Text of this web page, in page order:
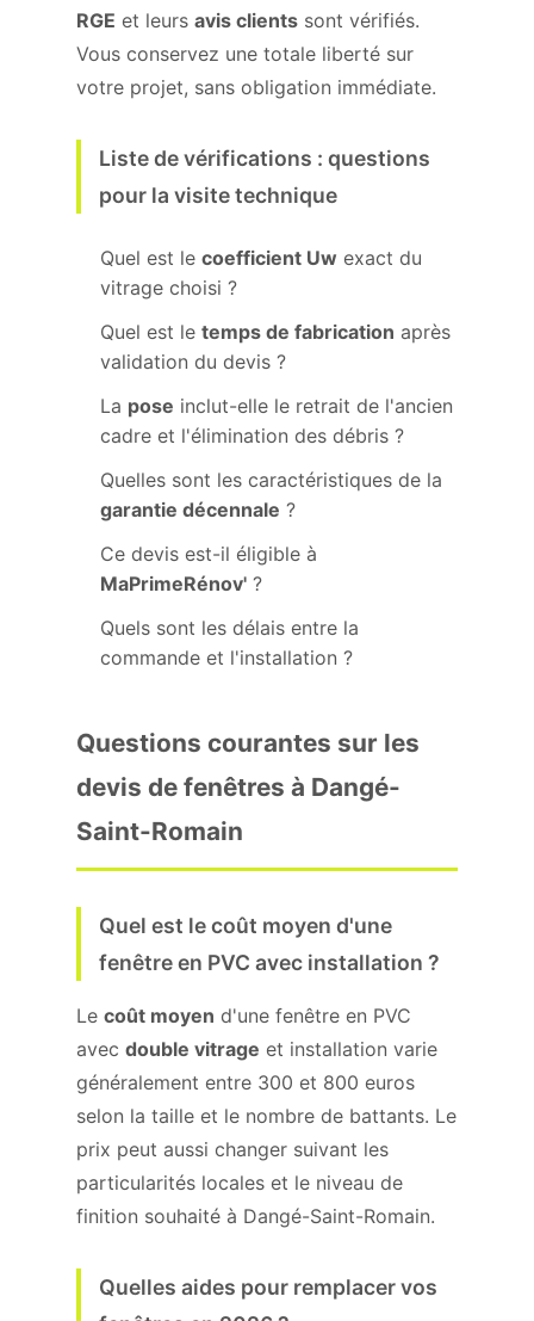
RGE et leurs avis clients sont vérifiés.
Vous conservez une totale liberté sur
votre projet, sans obligation immédiate.
Liste de vérifications : questions
pour la visite technique
Quel est le coefficient Uw exact du
vitrage choisi ?
Quel est le temps de fabrication après
validation du devis ?
La pose inclut-elle le retrait de l'ancien
cadre et l'élimination des débris ?
Quelles sont les caractéristiques de la
garantie décennale ?
Ce devis est-il éligible à
MaPrimeRénov' ?
Quels sont les délais entre la
commande et l'installation ?
Questions courantes sur les
devis de fenêtres à Dangé-
Saint-Romain
Quel est le coût moyen d'une
fenêtre en PVC avec installation ?
Le coût moyen d'une fenêtre en PVC
avec double vitrage et installation varie
généralement entre 300 et 800 euros
selon la taille et le nombre de battants. Le
prix peut aussi changer suivant les
particularités locales et le niveau de
finition souhaité à Dangé-Saint-Romain.
Quelles aides pour remplacer vos